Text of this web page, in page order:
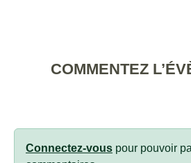
COMMENTEZ
Connectez-vous pour pouvoir